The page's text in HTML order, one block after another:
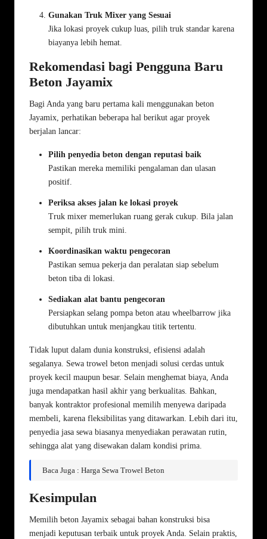
Gunakan Truk Mixer yang Sesuai
Jika lokasi proyek cukup luas, pilih truk standar karena
biayanya lebih hemat.
Rekomendasi bagi Pengguna Baru
Beton Jayamix
Bagi Anda yang baru pertama kali menggunakan beton
Jayamix, perhatikan beberapa hal berikut agar proyek
berjalan lancar:
Pilih penyedia beton dengan reputasi baik
Pastikan mereka memiliki pengalaman dan ulasan
positif.
Periksa akses jalan ke lokasi proyek
Truk mixer memerlukan ruang gerak cukup. Bila jalan
sempit, pilih truk mini.
Koordinasikan waktu pengecoran
Pastikan semua pekerja dan peralatan siap sebelum
beton tiba di lokasi.
Sediakan alat bantu pengecoran
Persiapkan selang pompa beton atau wheelbarrow jika
dibutuhkan untuk menjangkau titik tertentu.
Tidak luput dalam dunia konstruksi, efisiensi adalah
segalanya. Sewa trowel beton menjadi solusi cerdas untuk
proyek kecil maupun besar. Selain menghemat biaya, Anda
juga mendapatkan hasil akhir yang berkualitas. Bahkan,
banyak kontraktor profesional memilih menyewa daripada
membeli, karena fleksibilitas yang ditawarkan. Lebih dari itu,
penyedia jasa sewa biasanya menyediakan perawatan rutin,
sehingga alat yang disewakan dalam kondisi prima.
Baca Juga : Harga Sewa Trowel Beton
Kesimpulan
Memilih beton Jayamix sebagai bahan konstruksi bisa
menjadi keputusan terbaik untuk proyek Anda. Selain praktis,